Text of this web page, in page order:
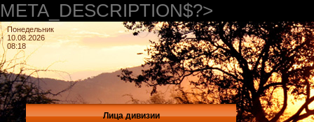
META_DESCRIPTION$?>
Понедельник
10.08.2026
08:18
Лица дивизии